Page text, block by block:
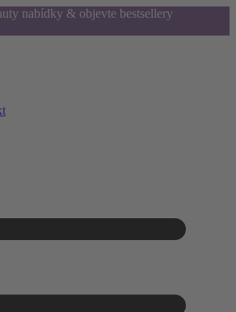
nabídky & objevte bestsellery